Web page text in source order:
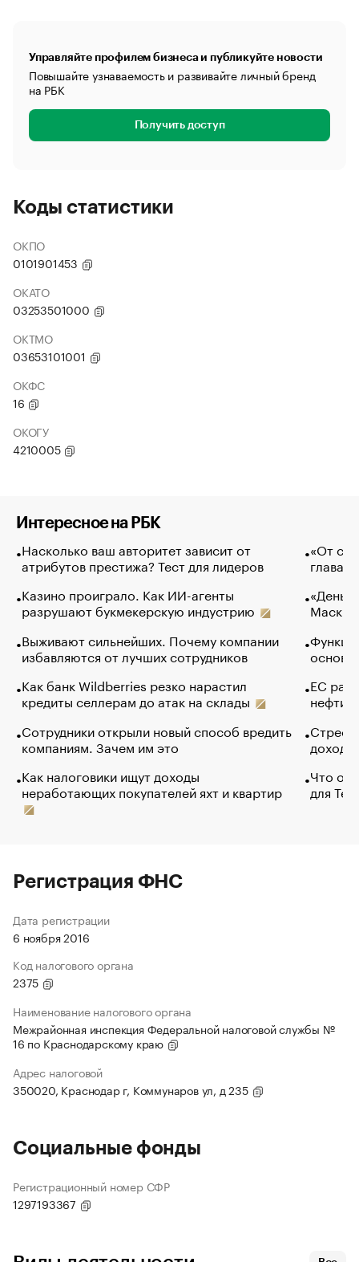
Управляйте профилем бизнеса и публикуйте новости
Повышайте узнаваемость и развивайте личный бренд
на РБК
Получить доступ
Коды статистики
ОКПО
0101901453
ОКАТО
03253501000
ОКТМО
03653101001
ОКФС
16
ОКОГУ
4210005
Интересное на РБК
Насколько ваш авторитет зависит от
атрибутов престижа? Тест для лидеров
Казино проиграло. Как ИИ-агенты
разрушают букмекерскую индустрию
Выживают сильнейших. Почему компании
избавляются от лучших сотрудников
Как банк Wildberries резко нарастил
кредиты селлерам до атак на склады
Сотрудники открыли новый способ вредить
компаниям. Зачем им это
Как налоговики ищут доходы
неработающих покупателей яхт и квартир
«От
глава
Маск в
основ
ЕС
нефти
Что
для
Регистрация ФНС
Дата регистрации
6 ноября 2016
Код налогового органа
2375
Наименование налогового органа
Межрайонная инспекция Федеральной налоговой службы №
16 по Краснодарскому краю
Адрес налоговой
350020, Краснодар г, Коммунаров ул, д 235
Социальные фонды
Регистрационный номер СФР
1297193367